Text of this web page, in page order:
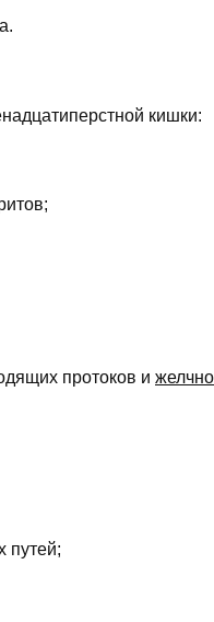
кишки:
протоков и
путей;